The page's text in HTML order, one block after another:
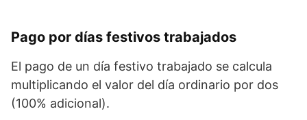
Pago por días festivos trabajados
El pago de un día festivo trabajado se calcula
multiplicando el valor del día ordinario por dos
(100% adicional).